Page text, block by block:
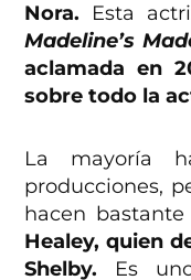
Nora. Esta
Madeline’s
aclamada en
sobre todo la
La mayoría
producciones,
hacen
Healey, quien
Shelby. Es